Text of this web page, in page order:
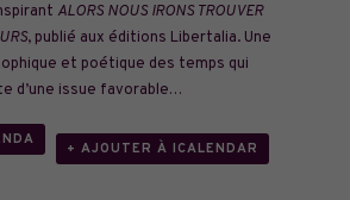
ALORS NOUS IRONS TROUVER
, publié aux éditions Libertalia. Une
et poétique des temps qui
d’une issue favorable…
+ AJOUTER À ICALENDAR